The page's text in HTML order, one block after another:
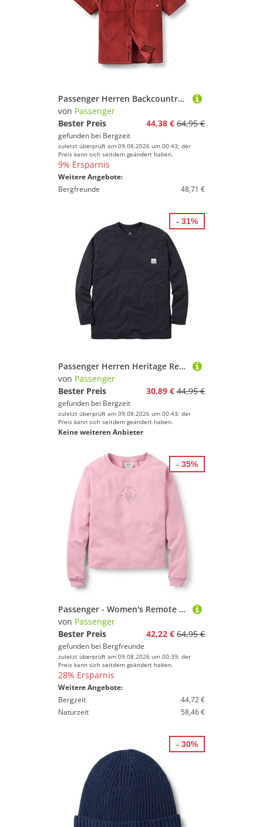
Passenger Herren Backcountry Short Sleeve Hemd
von Passenger
Bester Preis
44,38 € 64,95 €
gefunden bei Bergzeit
zuletzt überprüft am 09.08.2026 um 00:43; der
Preis kann sich seitdem geändert haben.
9% Ersparnis
Weitere Angebote:
Bergfreunde
48,71 €
Passenger Herren Heritage Relaxed Longsleeve
von Passenger
Bester Preis
30,89 € 44,95 €
gefunden bei Bergzeit
zuletzt überprüft am 09.08.2026 um 00:43; der
Preis kann sich seitdem geändert haben.
Keine weiteren Anbieter
- 31%
Passenger - Women's Remote Recycled Cotton Sweatshirt - Longsleeve Gr S rosa
von Passenger
Bester Preis
42,22 € 64,95 €
gefunden bei Bergfreunde
zuletzt überprüft am 09.08.2026 um 00:39; der
Preis kann sich seitdem geändert haben.
28% Ersparnis
Weitere Angebote:
Bergzeit
44,72 €
Naturzeit
58,46 €
- 35%
- 30%